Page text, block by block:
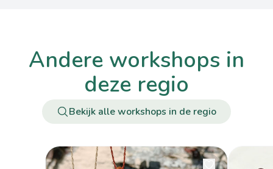
andere workshops in
deze regio
Bekijk alle workshops in de regio